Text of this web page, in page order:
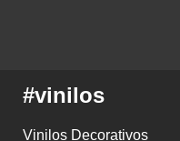
#vinilos
Vinilos Decorativos